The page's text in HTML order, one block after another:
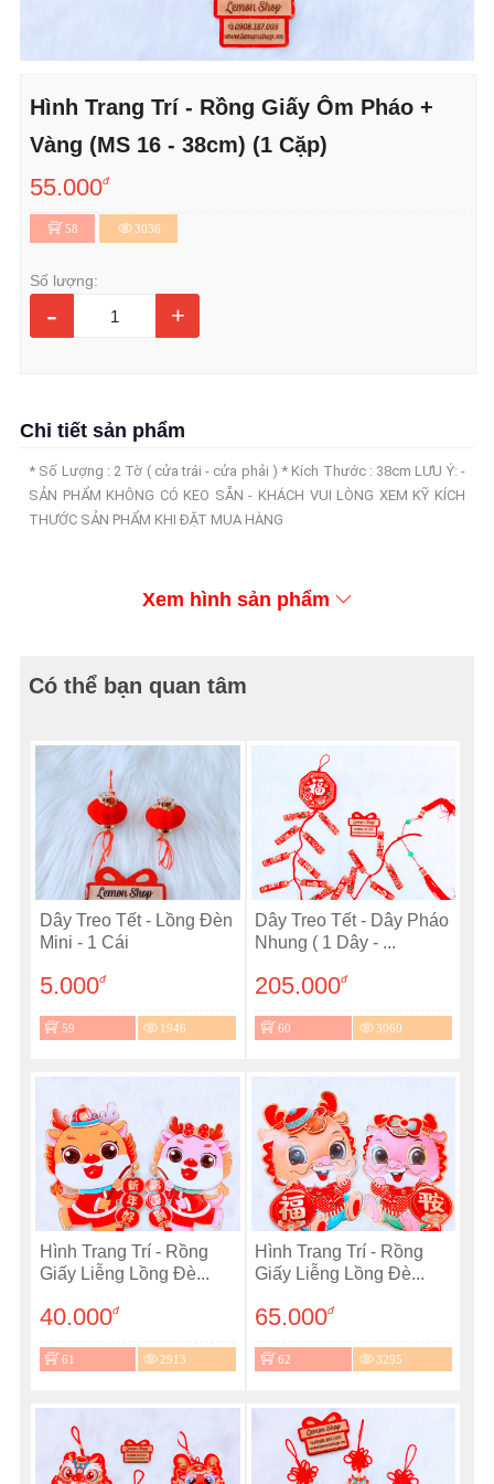
Hình Trang Trí - Rồng Giấy Ôm Pháo +
Vàng (MS 16 - 38cm) (1 Cặp)
55.000đ
58 3036
Số lượng:
- +
Chi tiết sản phẩm
* Số Lượng : 2 Tờ ( cửa trái - cửa phải ) * Kích Thước : 38cm LƯU Ý: -
SẢN PHẨM KHÔNG CÓ KEO SẴN - KHÁCH VUI LÒNG XEM KỸ KÍCH
THƯỚC SẢN PHẨM KHI ĐẶT MUA HÀNG
Xem hình sản phẩm
Có thể bạn quan tâm
Dây Treo Tết - Lồng Đèn
Mini - 1 Cái
5.000đ
59 1946
Dây Treo Tết - Dây Pháo
Nhung ( 1 Dây - ...
205.000đ
60 3060
Hình Trang Trí - Rồng
Giấy Liễng Lồng Đè...
40.000đ
61 2913
Hình Trang Trí - Rồng
Giấy Liễng Lồng Đè...
65.000đ
62 3295